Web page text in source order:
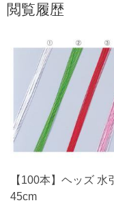
閲覧履歴
【100本】ヘッズ 水引
45cm